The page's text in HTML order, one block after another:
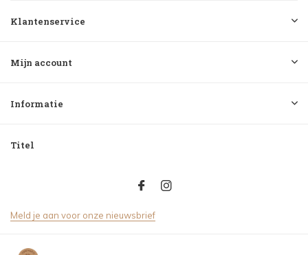
Klantenservice
Mijn account
Informatie
Titel
Meld je aan voor onze nieuwsbrief